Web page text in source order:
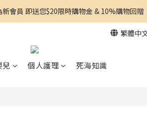
新會員 即送您$20限時購物金 & 10%購物回贈
繁體中
兒 個人護理 死海知識